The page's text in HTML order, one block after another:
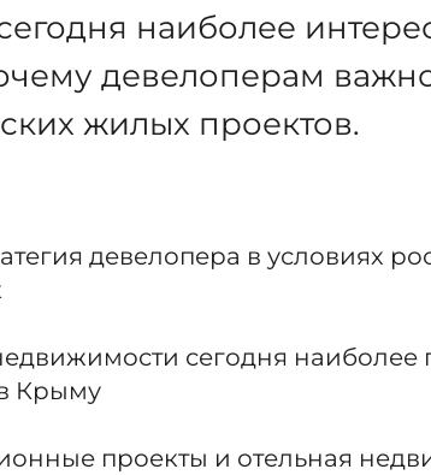
наиболее
девелоперам
жилых проектов.
девелопера в условиях
сегодня наиболее
Крыму
проекты и отельная